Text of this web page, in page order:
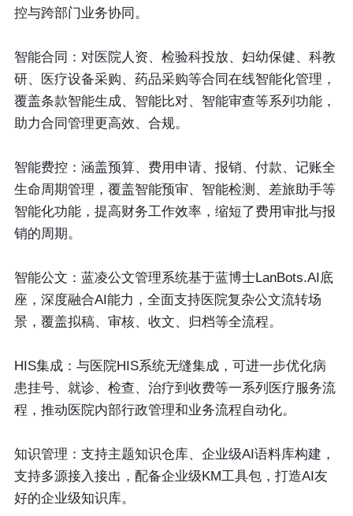
控与跨部门业务协同。
智能合同 ：对医院人资、检验科投放、妇幼保健、科教
研、医疗设备采购、药品采购等合同在线智能化管理，
覆盖条款智能生成、智能比对、智能审查等系列功能，
助力合同管理更高效、合规。
智能费控：涵盖预算、费用申请、报销、付款、记账全
生命周期管理，覆盖智能预审、智能检测、差旅助手等
智能化功能，提高财务工作效率，缩短了费用审批与报
销的周期。
智能公文 ：蓝凌公文管理系统基于蓝博士LanBots.AI底
座，深度融合AI能力，全面支持医院复杂公文流转场
景，覆盖拟稿、审核、收文、归档等全流程。
HIS集成：与医院HIS系统无缝集成，可进一步优化病
患挂号、就诊、检查、治疗到收费等一系列医疗服务流
程，推动医院内部行政管理和业务流程自动化。
知识管理 ：支持主题知识仓库、企业级AI语料库构建，
支持多源接入接出，配备企业级KM工具包，打造AI友
好的企业级知识库。